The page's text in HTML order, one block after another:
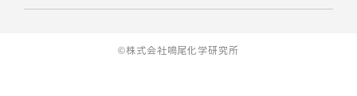
©株式会社鳴尾化学研究所